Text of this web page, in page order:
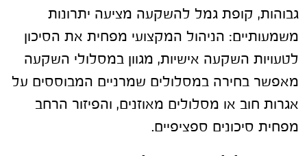
גבוהות, קופת גמל להשקעה מציעה יתרונות
משמעותיים: הניהול המקצועי מפחית את הסיכון
לטעויות השקעה אישיות, מגוון במסלולי השקעה
מאפשר בחירה במסלולים שמרניים המבוססים על
אגרות חוב או מסלולים מאוזנים, והפיזור הרחב
מפחית סיכונים ספציפיים.